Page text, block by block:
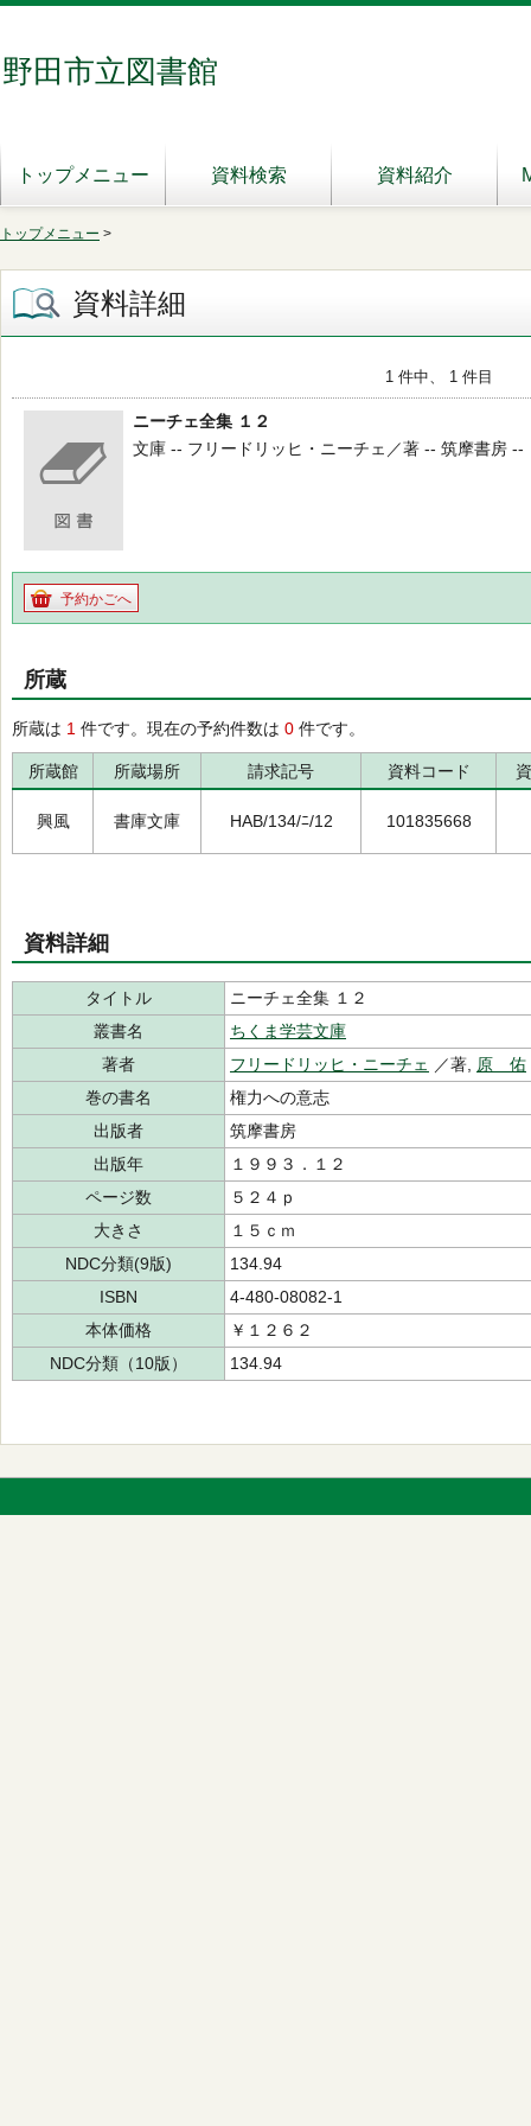
野田市立図書館
トップメニュー 資料検索 資料紹介
トップメニュー >
資料詳細
1 件中、 1 件目
ニーチェ全集 １２
文庫 -- フリードリッヒ・ニーチェ／著 -- 筑摩書房
予約かごへ
所蔵
所蔵は 1 件です。現在の予約件数は 0 件です。
所蔵館 所蔵場所 請求記号 資料コード
興風 書庫文庫 HAB/134/ﾆ/12 101835668
資料詳細
タイトル
ニーチェ全集 １２
叢書名
ちくま学芸文庫
著者
フリードリッヒ・ニーチェ ／著, 原 佑
巻の書名
権力への意志
出版者
筑摩書房
出版年
１９９３．１２
ページ数
５２４ｐ
大きさ
１５ｃｍ
NDC分類(9版)
134.94
ISBN
4-480-08082-1
本体価格
￥１２６２
NDC分類（10版）
134.94